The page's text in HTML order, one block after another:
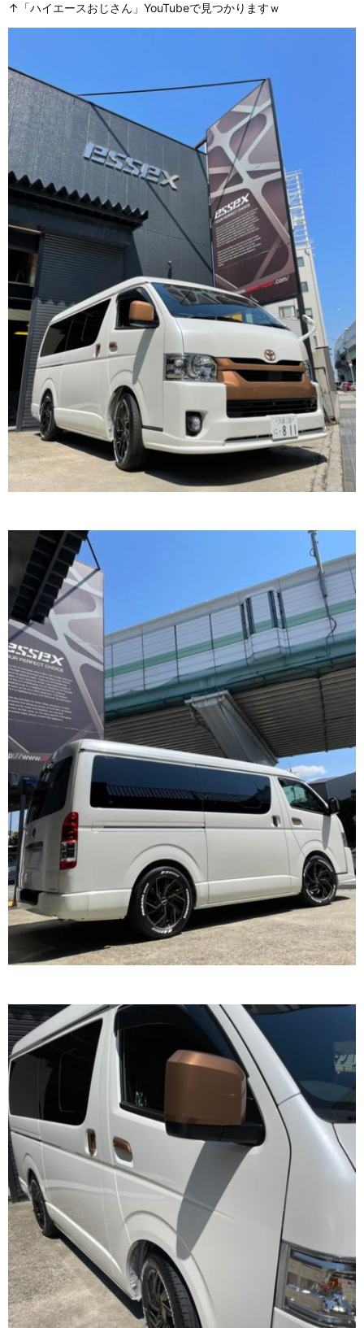
↑「ハイエースおじさん」YouTubeで見つかりますｗ